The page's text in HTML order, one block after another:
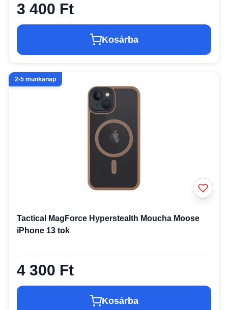
3 400 Ft
Kosárba
2-5 munkanap
Tactical MagForce Hyperstealth Moucha Moose
iPhone 13 tok
4 300 Ft
Kosárba